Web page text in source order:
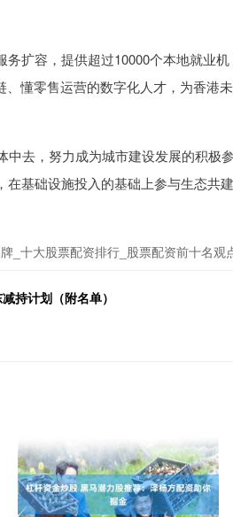
扩容，提供超过10000个本地就业机
懂零售运营的数字化人才，为香港
去，努力成为城市建设发展的积极参
基础设施投入的基础上参与生态共建
_十大股票配资排行_股票配资前十名观
持计划（附名单）